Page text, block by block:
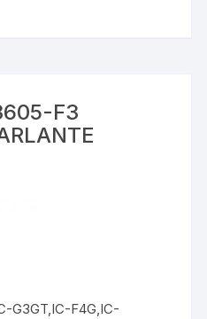
F3
G3GT,IC-F4G,IC-